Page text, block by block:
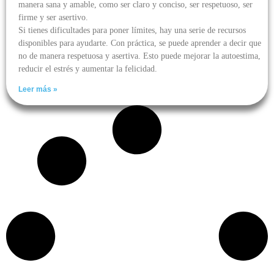
manera sana y amable, como ser claro y conciso, ser respetuoso, ser
firme y ser asertivo.
Si tienes dificultades para poner límites, hay una serie de recursos
disponibles para ayudarte. Con práctica, se puede aprender a decir que
no de manera respetuosa y asertiva. Esto puede mejorar la autoestima,
reducir el estrés y aumentar la felicidad.
Leer más »